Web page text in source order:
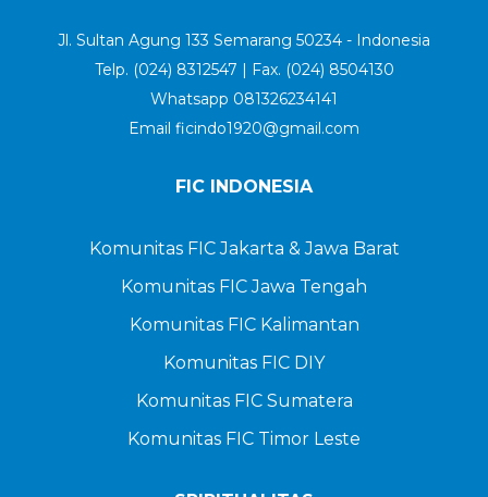
Jl. Sultan Agung 133 Semarang 50234 - Indonesia
Telp. (024) 8312547 | Fax. (024) 8504130
Whatsapp 081326234141
Email ficindo1920@gmail.com
FIC INDONESIA
Komunitas FIC Jakarta & Jawa Barat
Komunitas FIC Jawa Tengah
Komunitas FIC Kalimantan
Komunitas FIC DIY
Komunitas FIC Sumatera
Komunitas FIC Timor Leste